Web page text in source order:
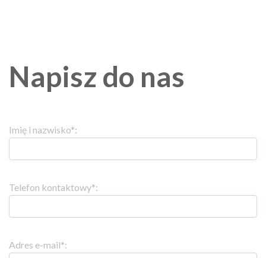
Napisz do nas
Imię i nazwisko*:
Telefon kontaktowy*:
Adres e-mail*: